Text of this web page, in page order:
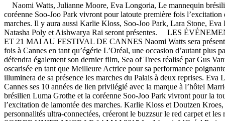
Naomi Watts, Julianne Moore, Eva Longoria, Le mannequin
coréenne Soo-Joo Park vivront pour latoute première fois l’excitation
marches. Il y aura aussi Karlie Kloss, Soo-Joo Park, Lara Stone,
Natasha Poly et Aishwarya Rai seront présentes. LES
ET 21 MAI AU FESTIVAL DE CANNES Naomi Watts sera
fois à Cannes en tant qu’égérie L’Oréal, une occasion d’autant plus
défendra également son dernier film, Sea of Trees réalisé par Gus
oscarisée en tant que Meilleure Actrice pour sa performance
illuminera de sa présence les marches du Palais à deux reprises. Eva
Cannes ses 10 années de lien privilégié avec la marque à l’hôtel
brésilien Luma Grothe et la coréenne Soo-Joo Park vivront pour la
l’excitation de lamontée des marches. Karlie Kloss et Doutzen
personnalités ultra-connectées, créeront le buzzsur le red carpet et les